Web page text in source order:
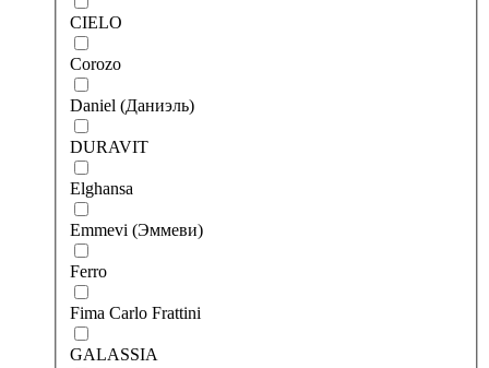
CIELO
Corozo
Daniel (Даниэль)
DURAVIT
Elghansa
Emmevi (Эммеви)
Ferro
Fima Carlo Frattini
GALASSIA